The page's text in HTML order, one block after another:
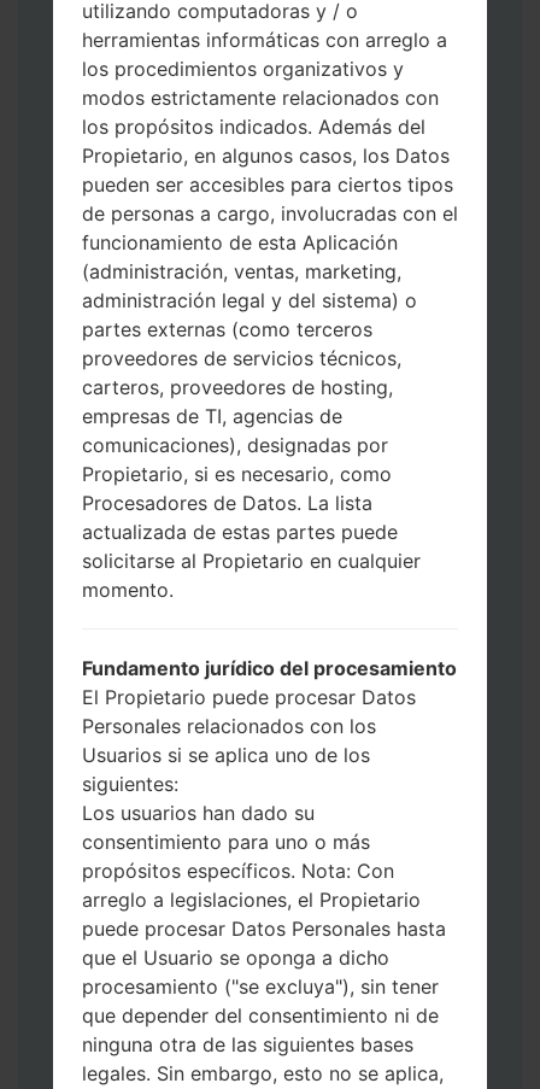
Descargue a su PC: la última versión de
Odin 3
A continuación, extraiga el archivo de
firmware.
Debe obtener 1 (si es archivo 1, elíjalo aquí)
o 5 (si es archivo 5, selecciónelo aquí):
AP: "Sistema y Recuperación"
CP: "Módem y Radio"
CSC _ ***: "País y región y operador"
HOME_CSC _ ***: "País y regióny
operador"
Agregue todos los archivos a Odin 3.
Si desea hacer clean flash, use CSC _ *** o
use HOME_CSC _ *** para mantener sus
datos y aplicaciones.
de Descarga. Cómo hacer todos los
métodos:
Presione y mantenga presionados la
tecla de Encendido, el botón de Subir
volumen y la tecla de Bixby.
Presione y mantenga presionadas las
teclas de Subir y de Bajar volumen y
luego conecte un cable USB.
Presione y mantenga presionados la
tecla de Encendido, el botón de Bajar
volumen y la tecla de Inicio.
Conecte un cable USB, luego
mantenga presionados el botón de Bixby
y la tecla de Bajar volumen.
Presione y mantenga presionados la
utilizando computadoras y / o
herramientas informáticas con arreglo a
los procedimientos organizativos y
modos estrictamente relacionados con
los propósitos indicados. Además del
Propietario, en algunos casos, los Datos
pueden ser accesibles para ciertos tipos
de personas a cargo, involucradas con el
funcionamiento de esta Aplicación
(administración, ventas, marketing,
administración legal y del sistema) o
partes externas (como terceros
proveedores de servicios técnicos,
carteros, proveedores de hosting,
empresas de TI, agencias de
comunicaciones), designadas por
Propietario, si es necesario, como
Procesadores de Datos. La lista
actualizada de estas partes puede
solicitarse al Propietario en cualquier
momento.
Fundamento jurídico del procesamiento
El Propietario puede procesar Datos
Personales relacionados con los
Usuarios si se aplica uno de los
siguientes:
Los usuarios han dado su
consentimiento para uno o más
propósitos específicos. Nota: Con
arreglo a legislaciones, el Propietario
puede procesar Datos Personales hasta
que el Usuario se oponga a dicho
procesamiento ("se excluya"), sin tener
que depender del consentimiento ni de
ninguna otra de las siguientes bases
legales. Sin embargo, esto no se aplica,